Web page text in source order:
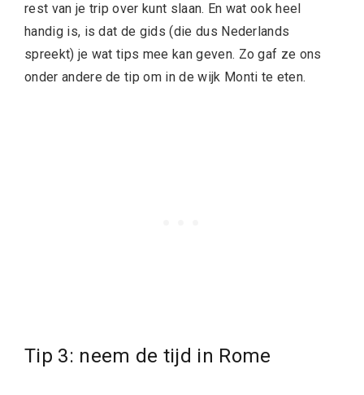
rest van je trip over kunt slaan. En wat ook heel
handig is, is dat de gids (die dus Nederlands
spreekt) je wat tips mee kan geven. Zo gaf ze ons
onder andere de tip om in de wijk Monti te eten.
Tip 3: neem de tijd in Rome